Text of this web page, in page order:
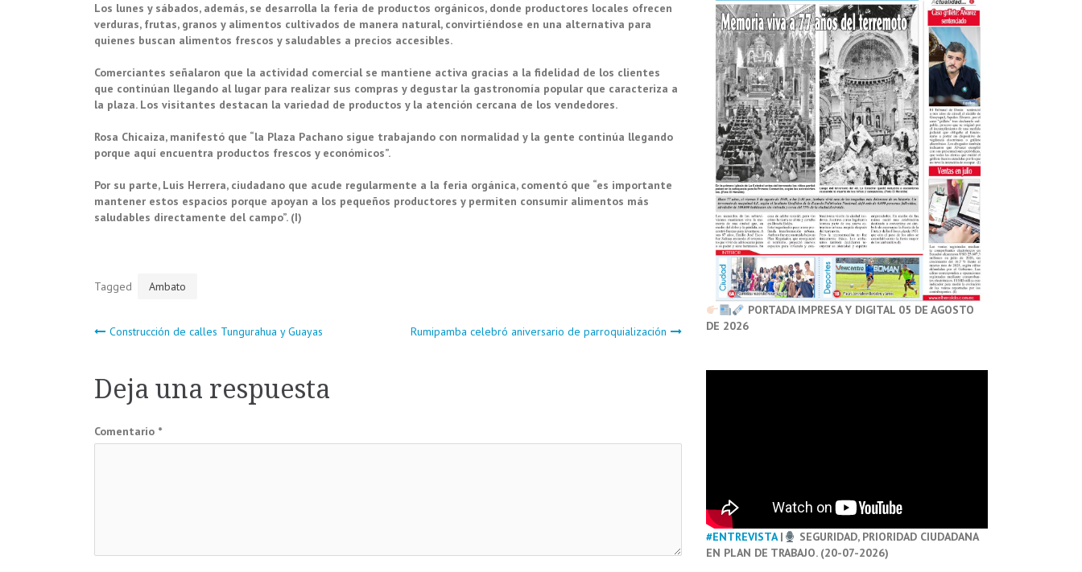
Los lunes y sábados, además, se desarrolla la feria de productos orgánicos, donde productores locales ofrecen
verduras, frutas, granos y alimentos cultivados de manera natural, convirtiéndose en una alternativa para
quienes buscan alimentos frescos y saludables a precios accesibles.
Comerciantes señalaron que la actividad comercial se mantiene activa gracias a la fidelidad de los clientes
que continúan llegando al lugar para realizar sus compras y degustar la gastronomía popular que caracteriza a
la plaza. Los visitantes destacan la variedad de productos y la atención cercana de los vendedores.
Rosa Chicaiza, manifestó que “la Plaza Pachano sigue trabajando con normalidad y la gente continúa llegando
porque aquí encuentra productos frescos y económicos”.
Por su parte, Luis Herrera, ciudadano que acude regularmente a la feria orgánica, comentó que “es importante
mantener estos espacios porque apoyan a los pequeños productores y permiten consumir alimentos más
saludables directamente del campo”. (I)
Tagged Ambato
Navegación
de
entradas
Construcción de calles Tungurahua y Guayas Rumipamba celebró aniversario de parroquialización
Deja una respuesta
Comentario *
PORTADA IMPRESA Y DIGITAL 05 DE AGOSTO
DE 2026
#ENTREVISTA|
SEGURIDAD, PRIORIDAD CIUDADANA
EN PLAN DE TRABAJO. (20-07-2026)